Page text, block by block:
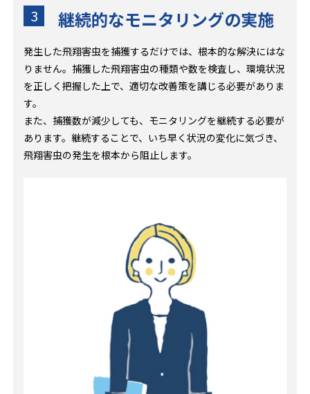
3 継続的なモニタリングの実施
発生した飛翔害虫を捕獲するだけでは、根本的な解決にはな
りません。捕獲した飛翔害虫の種類や数を検査し、環境状況
を正しく把握した上で、適切な改善策を講じる必要がありま
す。
また、捕獲数が減少しても、モニタリングを継続する必要が
あります。継続することで、いち早く状況の変化に気づき、
飛翔害虫の発生を根本から阻止します。